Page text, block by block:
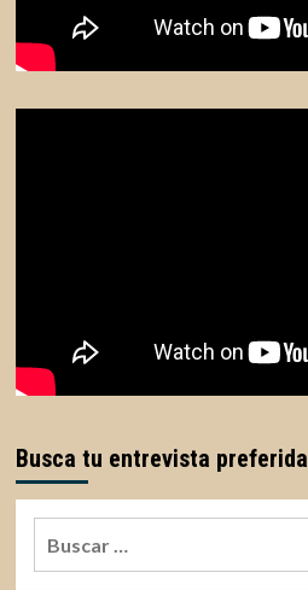
Busca tu entrevista preferida